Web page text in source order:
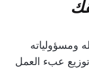
ومسؤولياته
عبء العمل